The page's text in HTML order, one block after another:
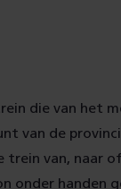
die van het
van de
trein van, naar
onder handen